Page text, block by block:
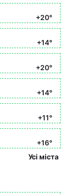
+20°
+14°
+20°
+14°
+11°
+16°
Усі міста